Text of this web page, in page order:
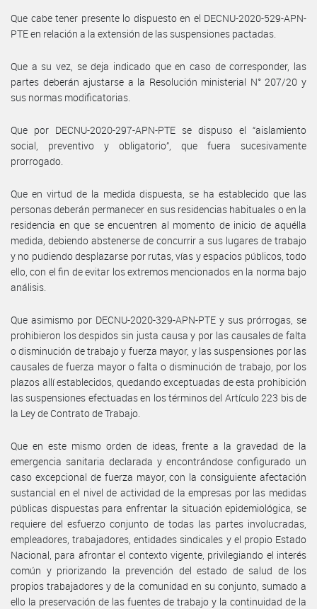
Que cabe tener presente lo dispuesto en el DECNU-2020-529-APN-
PTE en relación a la extensión de las suspensiones pactadas.
Que a su vez, se deja indicado que en caso de corresponder, las
partes deberán ajustarse a la Resolución ministerial N° 207/20 y
sus normas modificatorias.
Que por DECNU-2020-297-APN-PTE se dispuso el “aislamiento
social, preventivo y obligatorio”, que fuera sucesivamente
prorrogado.
Que en virtud de la medida dispuesta, se ha establecido que las
personas deberán permanecer en sus residencias habituales o en la
residencia en que se encuentren al momento de inicio de aquélla
medida, debiendo abstenerse de concurrir a sus lugares de trabajo
y no pudiendo desplazarse por rutas, vías y espacios públicos, todo
ello, con el fin de evitar los extremos mencionados en la norma bajo
análisis.
Que asimismo por DECNU-2020-329-APN-PTE y sus prórrogas, se
prohibieron los despidos sin justa causa y por las causales de falta
o disminución de trabajo y fuerza mayor, y las suspensiones por las
causales de fuerza mayor o falta o disminución de trabajo, por los
plazos allí establecidos, quedando exceptuadas de esta prohibición
las suspensiones efectuadas en los términos del Artículo 223 bis de
la Ley de Contrato de Trabajo.
Que en este mismo orden de ideas, frente a la gravedad de la
emergencia sanitaria declarada y encontrándose configurado un
caso excepcional de fuerza mayor, con la consiguiente afectación
sustancial en el nivel de actividad de la empresas por las medidas
públicas dispuestas para enfrentar la situación epidemiológica, se
requiere del esfuerzo conjunto de todas las partes involucradas,
empleadores, trabajadores, entidades sindicales y el propio Estado
Nacional, para afrontar el contexto vigente, privilegiando el interés
común y priorizando la prevención del estado de salud de los
propios trabajadores y de la comunidad en su conjunto, sumado a
ello la preservación de las fuentes de trabajo y la continuidad de la